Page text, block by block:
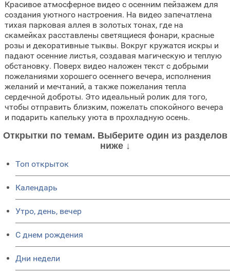
Красивое атмосферное видео с осенним пейзажем для
создания уютного настроения. На видео запечатлена
тихая парковая аллея в золотых тонах, где на
скамейках расставлены светящиеся фонари, красные
розы и декоративные тыквы. Вокруг кружатся искры и
падают осенние листья, создавая магическую и теплую
обстановку. Поверх видео наложен текст с добрыми
пожеланиями хорошего осеннего вечера, исполнения
желаний и мечтаний, а также пожелания тепла
сердечной доброты. Это идеальный ролик для того,
чтобы отправить близким, пожелать спокойного вечера
и подарить капельку уюта в прохладную осень.
Открытки по темам. Выберите один из разделов
ниже ↓
Топ открыток
Календарь
Утро, день, вечер
C днем рождения
Дни недели